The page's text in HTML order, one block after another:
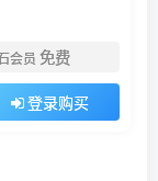
会员 免费
登录购买